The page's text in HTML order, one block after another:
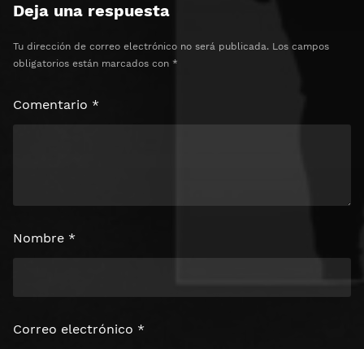
Deja una respuesta
Tu dirección de correo electrónico no será publicada. Los campos
obligatorios están marcados con *
Comentario *
Nombre *
Correo electrónico *